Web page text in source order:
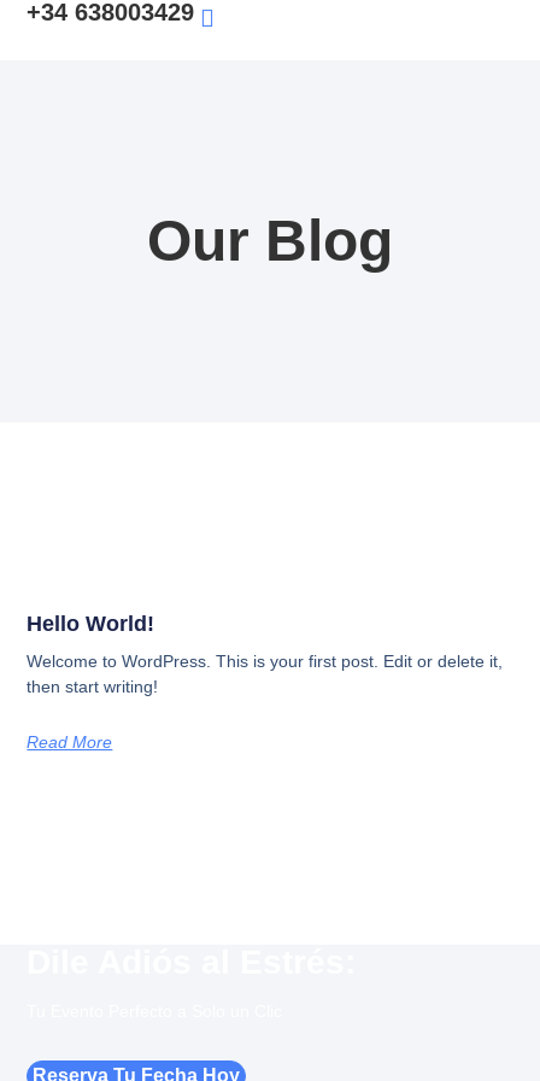
+34 638003429
Our Blog
Hello World!
Welcome to WordPress. This is your first post. Edit or delete it,
then start writing!
Read More
Reserva Tu Fecha Hoy